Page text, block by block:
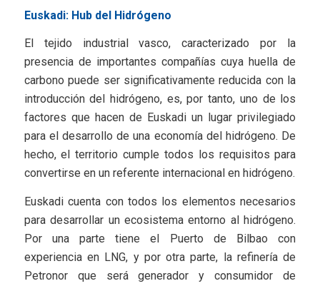
Euskadi: Hub del Hidrógeno
El tejido industrial vasco, caracterizado por la
presencia de importantes compañías cuya huella de
carbono puede ser significativamente reducida con la
introducción del hidrógeno, es, por tanto, uno de los
factores que hacen de Euskadi un lugar privilegiado
para el desarrollo de una economía del hidrógeno. De
hecho, el territorio cumple todos los requisitos para
convertirse en un referente internacional en hidrógeno.
Euskadi cuenta con todos los elementos necesarios
para desarrollar un ecosistema entorno al hidrógeno.
Por una parte tiene el Puerto de Bilbao con
experiencia en LNG, y por otra parte, la refinería de
Petronor que será generador y consumidor de